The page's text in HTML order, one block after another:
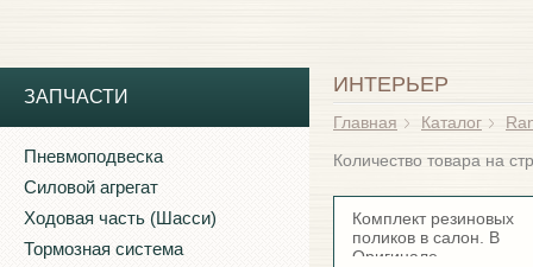
ЗАПЧАСТИ
Пневмоподвеска
Силовой агрегат
Ходовая часть (Шасси)
Тормозная система
ИНТЕРЬЕР
Главная Каталог
Количество товара на
Комплект резиновых
поликов в салон. В
Оригинале.